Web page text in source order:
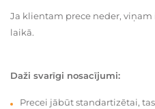
Ja klientam prece neder,
laikā.
Daži svarīgi nosacījumi:
Precei jābūt standartizētai,